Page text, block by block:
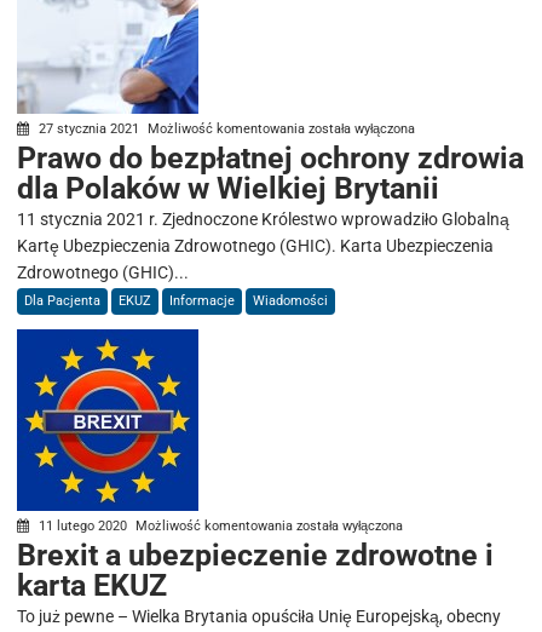
27 stycznia 2021 Możliwość komentowaniaPrawo
do
bezpłatnej
ochrony
dla
Polaków
w
została wyłączona
Prawo do bezpłatnej ochrony zdrowia
dla Polaków w Wielkiej Brytanii
11 stycznia 2021 r. Zjednoczone Królestwo wprowadziło Globalną
Kartę Ubezpieczenia Zdrowotnego (GHIC). Karta Ubezpieczenia
Zdrowotnego (GHIC)...
Dla Pacjenta EKUZ Informacje Wiadomości
11 lutego 2020 Możliwość komentowaniaBrexit
a
została wyłączona
Brexit a ubezpieczenie zdrowotne i
karta EKUZ
To już pewne – Wielka Brytania opuściła Unię Europejską, obecny